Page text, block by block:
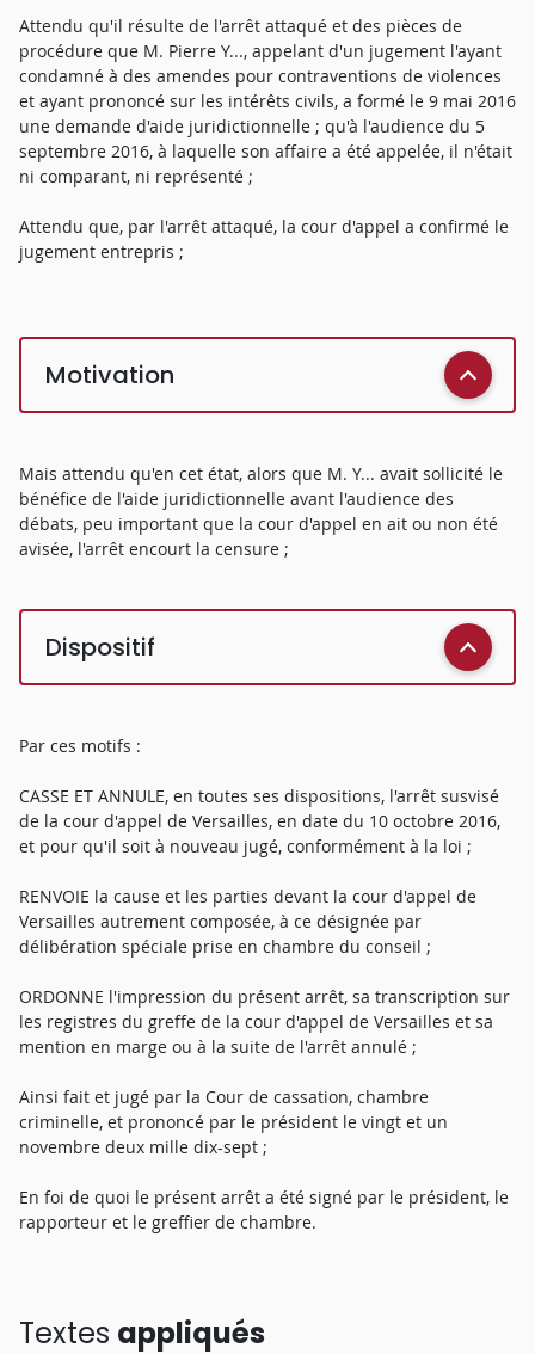
Attendu qu'il résulte de l'arrêt attaqué et des pièces de
procédure que M. Pierre Y..., appelant d'un jugement l'ayant
condamné à des amendes pour contraventions de violences
et ayant prononcé sur les intérêts civils, a formé le 9 mai 2016
une demande d'aide juridictionnelle ; qu'à l'audience du 5
septembre 2016, à laquelle son affaire a été appelée, il n'était
ni comparant, ni représenté ;
Attendu que, par l'arrêt attaqué, la cour d'appel a confirmé le
jugement entrepris ;
Motivation
Mais attendu qu'en cet état, alors que M. Y... avait sollicité le
bénéfice de l'aide juridictionnelle avant l'audience des
débats, peu important que la cour d'appel en ait ou non été
avisée, l'arrêt encourt la censure ;
Dispositif
Par ces motifs :
CASSE ET ANNULE, en toutes ses dispositions, l'arrêt susvisé
de la cour d'appel de Versailles, en date du 10 octobre 2016,
et pour qu'il soit à nouveau jugé, conformément à la loi ;
RENVOIE la cause et les parties devant la cour d'appel de
Versailles autrement composée, à ce désignée par
délibération spéciale prise en chambre du conseil ;
ORDONNE l'impression du présent arrêt, sa transcription sur
les registres du greffe de la cour d'appel de Versailles et sa
mention en marge ou à la suite de l'arrêt annulé ;
Ainsi fait et jugé par la Cour de cassation, chambre
criminelle, et prononcé par le président le vingt et un
novembre deux mille dix-sept ;
En foi de quoi le présent arrêt a été signé par le président, le
rapporteur et le greffier de chambre.
Textes appliqués